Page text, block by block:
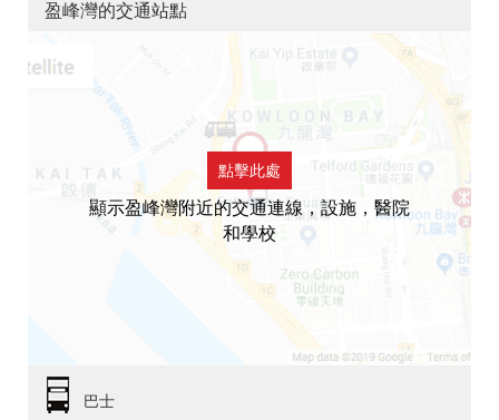
盈峰灣的交通站點
點擊此處
顯示盈峰灣附近的交通連線，設施，醫院
和學校
巴士